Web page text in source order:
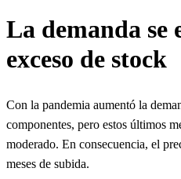
La demanda se
exceso de stock
Con la pandemia aumentó la
componentes, pero estos últimos
moderado. En consecuencia, el
meses de subida.